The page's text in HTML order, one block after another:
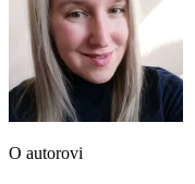
O autorovi